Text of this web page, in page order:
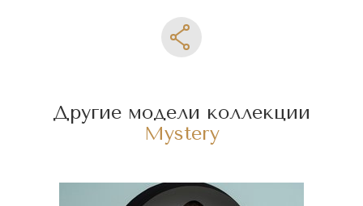
Другие модели коллекции
Mystery